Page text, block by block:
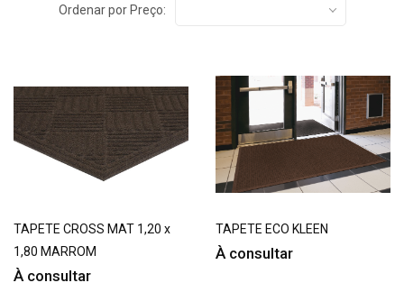
Ordenar por Preço:
TAPETE CROSS MAT 1,20 x
1,80 MARROM
À consultar
TAPETE ECO KLEEN
À consultar